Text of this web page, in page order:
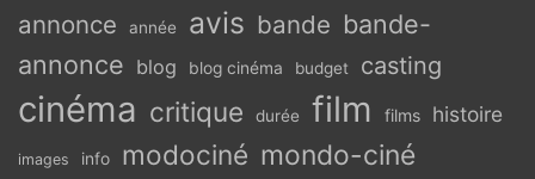
annonce année avis bande bande-
annonce blog blog cinéma budget casting
cinéma critique durée film films histoire
images info modociné mondo-ciné